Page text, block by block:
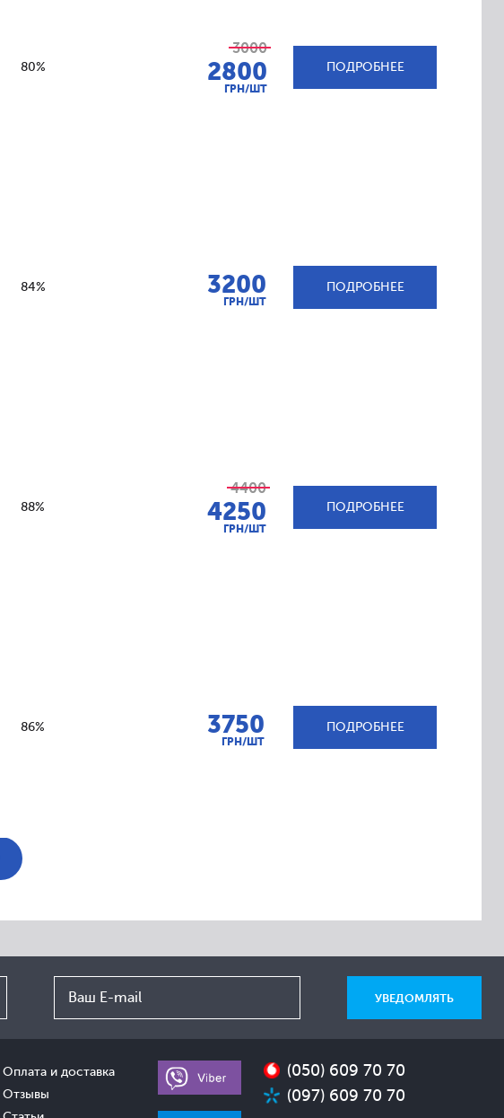
80%
3000
2800
ГРН/ШТ
ПОДРОБНЕЕ
84% 3200
ГРН/ШТ
ПОДРОБНЕЕ
88%
4400
4250
ГРН/ШТ
ПОДРОБНЕЕ
86% 3750
ГРН/ШТ
ПОДРОБНЕЕ
Оплата и доставка
Отзывы
(050) 609 70 70
(097) 609 70 70